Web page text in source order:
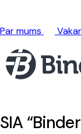
Par mums
SIA